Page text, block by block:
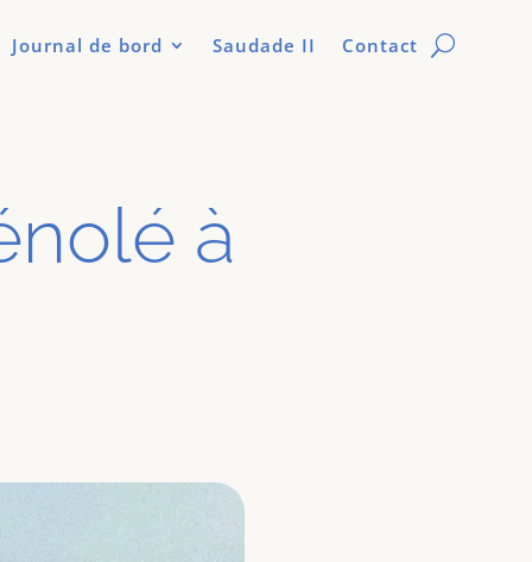
Journal de bord Saudade II Contact
à